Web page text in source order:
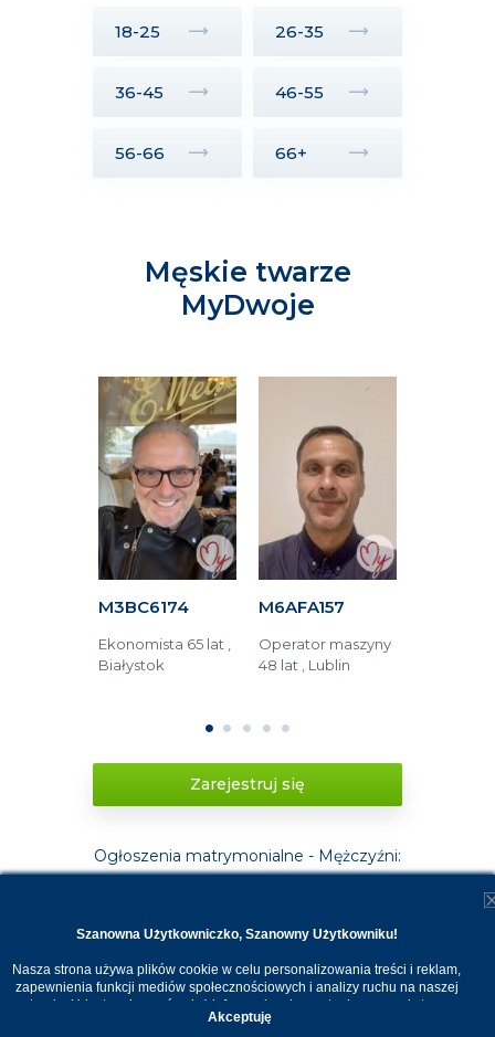
18-25 26-35
36-45 46-55
56-66 66+
Męskie twarze
MyDwoje
M3BC6174
Ekonomista 65 lat ,
Białystok
M6AFA157
Operator maszyny
48 lat , Lublin
1 2 3 4 5
Zarejestruj się
Ogłoszenia matrymonialne - Mężczyźni:
36-45 46-55
Szanowna Użytkowniczko, Szanowny Użytkowniku!
Nasza strona używa plików cookie w celu personalizowania treści i reklam,
zapewnienia funkcji mediów społecznościowych i analizy ruchu na naszej
stronie. Udostępniamy również informacje o korzystaniu z naszej strony
internetowej naszym zaufanym partnerom. Dzięki cookies możemy
Akceptuję